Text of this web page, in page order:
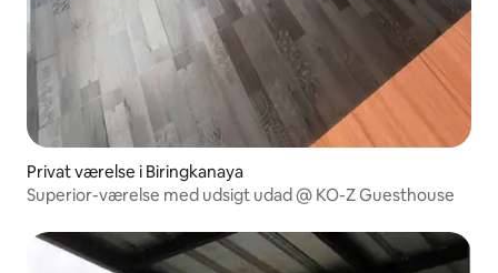
Privat værelse i Biringkanaya
Superior-værelse med udsigt udad @ KO-Z Guesthouse